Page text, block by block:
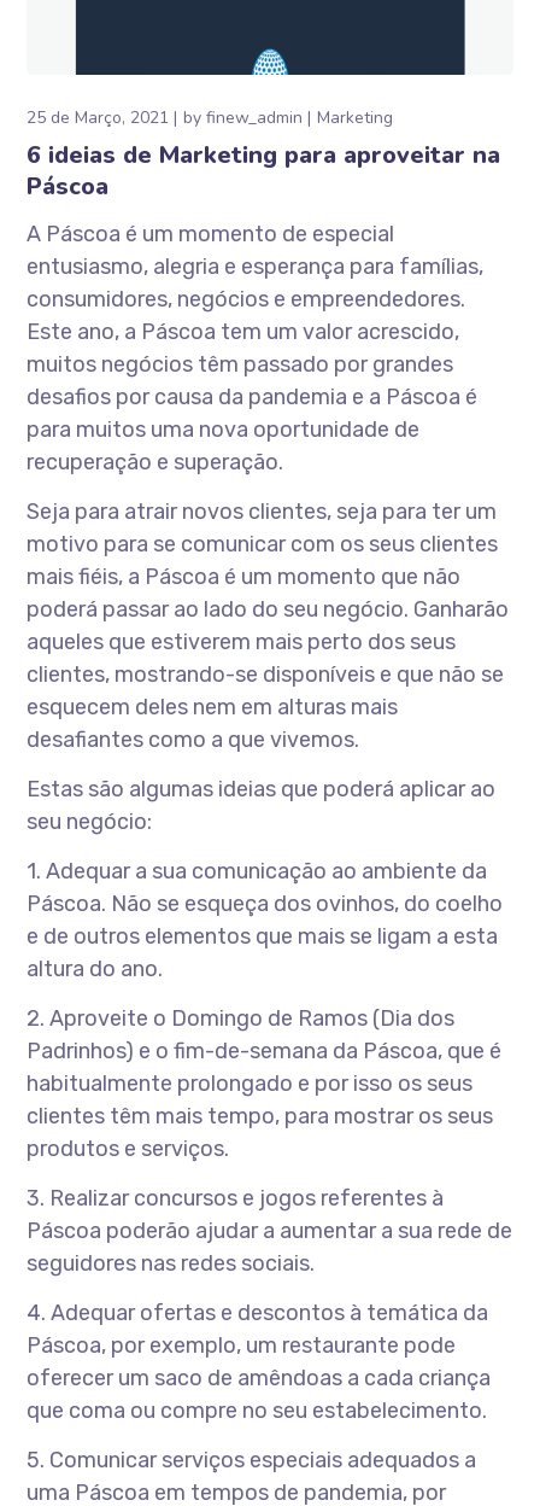
25 de Março, 2021 byfinew_admin Marketing
6 ideias de Marketing para aproveitar na
Páscoa
A Páscoa é um momento de especial
entusiasmo, alegria e esperança para famílias,
consumidores, negócios e empreendedores.
Este ano, a Páscoa tem um valor acrescido,
muitos negócios têm passado por grandes
desafios por causa da pandemia e a Páscoa é
para muitos uma nova oportunidade de
recuperação e superação.
Seja para atrair novos clientes, seja para ter um
motivo para se comunicar com os seus clientes
mais fiéis, a Páscoa é um momento que não
poderá passar ao lado do seu negócio. Ganharão
aqueles que estiverem mais perto dos seus
clientes, mostrando-se disponíveis e que não se
esquecem deles nem em alturas mais
desafiantes como a que vivemos.
Estas são algumas ideias que poderá aplicar ao
seu negócio:
1. Adequar a sua comunicação ao ambiente da
Páscoa. Não se esqueça dos ovinhos, do coelho
e de outros elementos que mais se ligam a esta
altura do ano.
2. Aproveite o Domingo de Ramos (Dia dos
Padrinhos) e o fim-de-semana da Páscoa, que é
habitualmente prolongado e por isso os seus
clientes têm mais tempo, para mostrar os seus
produtos e serviços.
3. Realizar concursos e jogos referentes à
Páscoa poderão ajudar a aumentar a sua rede de
seguidores nas redes sociais.
4. Adequar ofertas e descontos à temática da
Páscoa, por exemplo, um restaurante pode
oferecer um saco de amêndoas a cada criança
que coma ou compre no seu estabelecimento.
5. Comunicar serviços especiais adequados a
uma Páscoa em tempos de pandemia, por